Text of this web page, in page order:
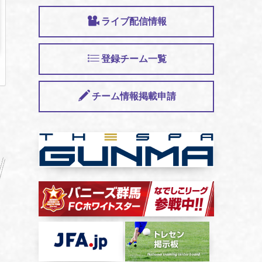
ライブ配信情報
登録チーム一覧
チーム情報掲載申請